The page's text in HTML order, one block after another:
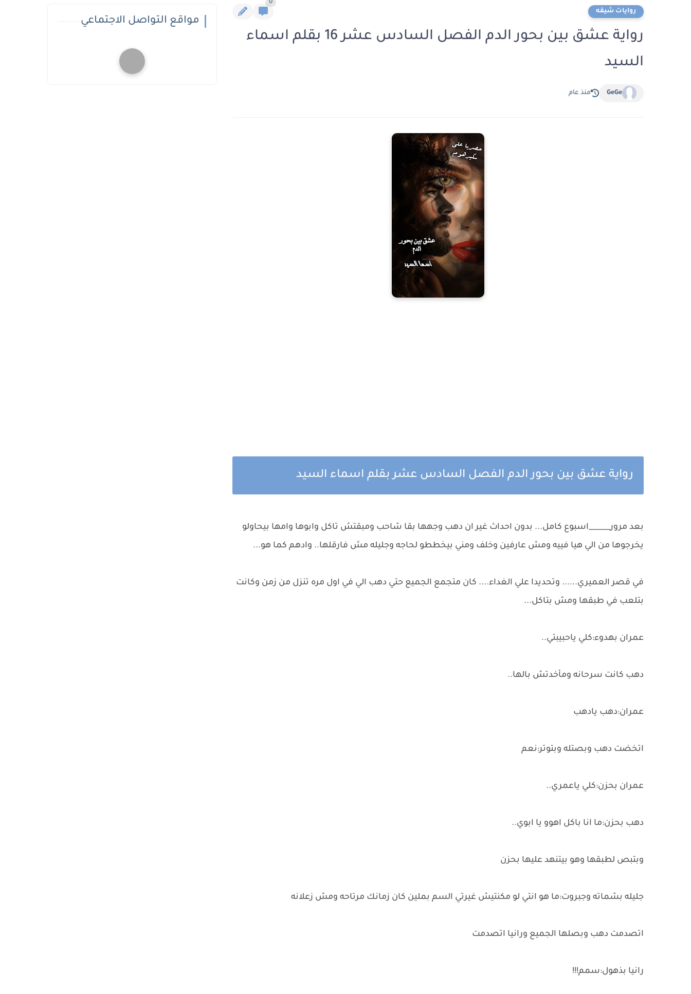
روايات شيقه
0
رواية عشق بين بحور الدم الفصل السادس عشر 16 بقلم اسماء
السيد
GeGe منذ عام
رواية عشق بين بحور الدم الفصل السادس عشر بقلم اسماء السيد
بعد مرور______اسبوع كامل... بدون احداث غير ان دهب وجهها بقا شاحب ومبقتش تاكل وابوها وامها بيحاولو
يخرجوها من الي هيا فييه ومش عارفين وخلف ومني بيخططو لحاجه وجليله مش فارقلها.. وادهم كما هو...
في قصر العميري...... وتحديدا علي الغداء.... كان متجمع الجميع حتي دهب الي في اول مره تنزل من زمن وكانت
بتلعب في طبقها ومش بتاكل...
عمران بهدوء:كلي ياحبيبتي..
دهب كانت سرحانه ومأخدتش بالها..
عمران:دهب يادهب
اتخضت دهب وبصتله وبتوتر:نعم
عمران بحزن:كلي ياعمري..
دهب بحزن:ما انا باكل اهوو يا ابوي..
وبتبص لطبقها وهو بيتنهد عليها بحزن
جليله بشماته وجبروت:ما هو انتي لو مكنتيش غيرتي السم بملين كان زمانك مرتاحه ومش زعلانه
اتصدمت دهب وبصلها الجميع ورانيا اتصدمت
رانيا بذهول:سمم!!!
مواقع التواصل الاجتماعي